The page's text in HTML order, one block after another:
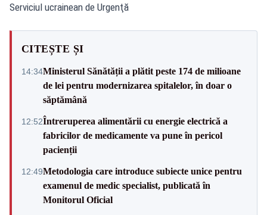
Serviciul ucrainean de Urgenţă
CITEȘTE ȘI
14:34Ministerul Sănătății a plătit peste 174 de milioane
de lei pentru modernizarea spitalelor, în doar o
săptămână
12:52Întreruperea alimentării cu energie electrică a
fabricilor de medicamente va pune în pericol
pacienții
12:49Metodologia care introduce subiecte unice pentru
examenul de medic specialist, publicată în
Monitorul Oficial